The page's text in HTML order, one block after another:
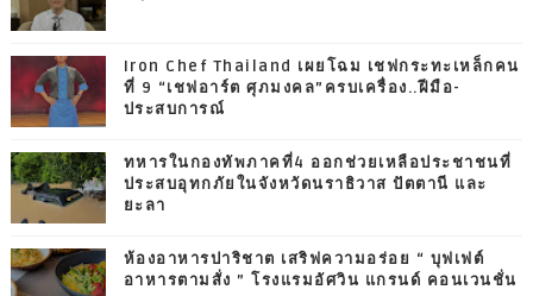
Iron Chef Thailand เผยโฉม เชฟกระทะเหล็กคน
ที่ 9 “เชฟอาร์ต ศุภมงคล”ครบเครื่อง..ฝีมือ-
ประสบการณ์
ทหารในกองทัพภาคที่4 ออกช่วยเหลือประชาชนที่
ประสบอุทกภัยในจังหวัดนราธิวาส ปัตตานี และ
ยะลา
ห้องอาหารปาริชาต เสริฟความอร่อย “ บุฟเฟต์
อาหารตามสั่ง ” โรงแรมอัศวิน แกรนด์ คอนเวนชั่น